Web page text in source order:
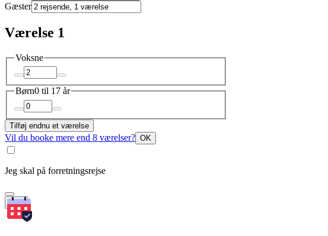
Gæster
Værelse 1
Voksne
Børn0 til 17 år
Tilføj endnu et værelse
Vil du booke mere end 8 værelser? OK
Jeg skal på forretningsrejse
Søg